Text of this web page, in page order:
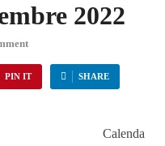
2022
PIN IT SHARE
Calenda